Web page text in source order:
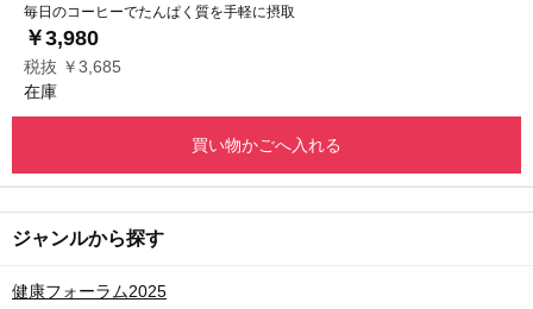
毎日のコーヒーでたんぱく質を手軽に摂取
￥3,980
税抜 ￥3,685
在庫
買い物かごへ入れる
ジャンルから探す
健康フォーラム2025